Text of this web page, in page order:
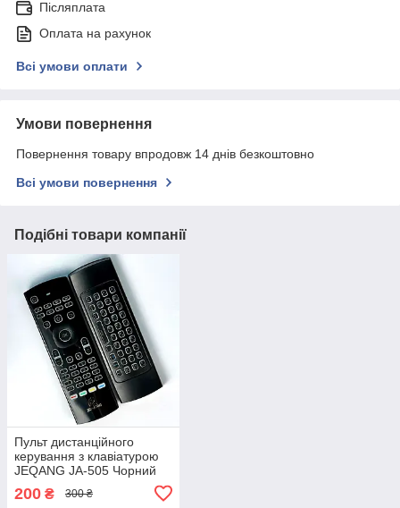
Післяплата
Оплата на рахунок
Всі умови оплати
Умови повернення
Повернення товару впродовж 14 днів безкоштовно
Всі умови повернення
Подібні товари компанії
Пульт дистанційного
керування з клавіатурою
JEQANG JA-505 Чорний
200 ₴ 300 ₴